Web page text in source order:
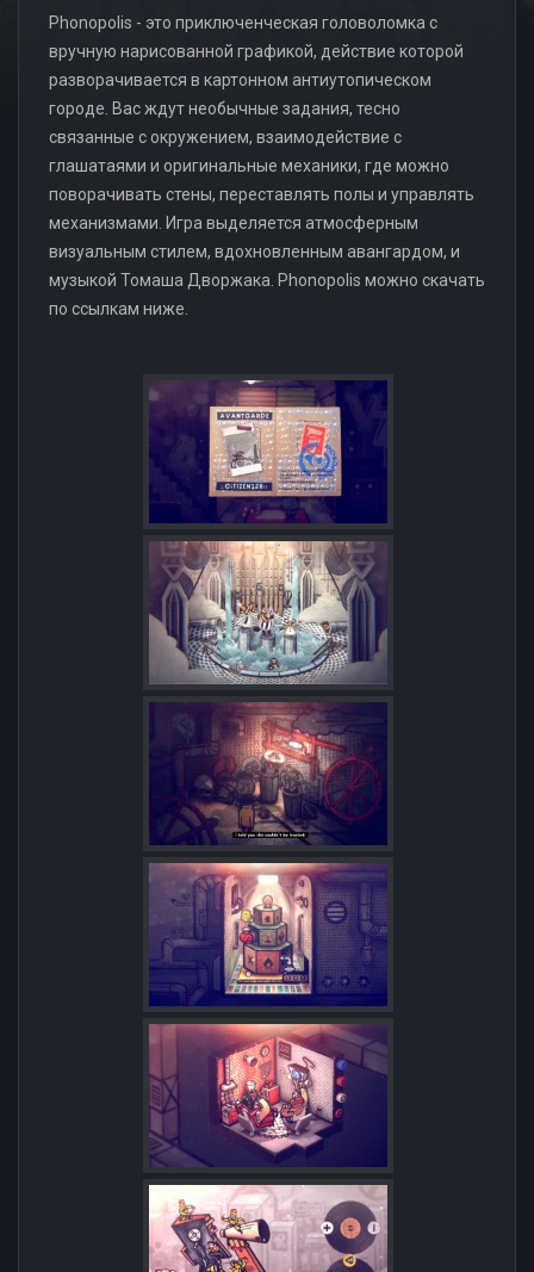
Phonopolis - это приключенческая головоломка с
вручную нарисованной графикой, действие которой
разворачивается в картонном антиутопическом
городе. Вас ждут необычные задания, тесно
связанные с окружением, взаимодействие с
глашатаями и оригинальные механики, где можно
поворачивать стены, переставлять полы и управлять
механизмами. Игра выделяется атмосферным
визуальным стилем, вдохновленным авангардом, и
музыкой Томаша Дворжака. Phonopolis можно скачать
по ссылкам ниже.